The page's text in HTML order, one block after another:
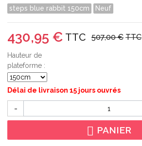
steps blue rabbit 150cm Neuf
430,95 € TTC 507,00 € TTC
Hauteur de
plateforme :
Délai de livraison 15 jours ouvrés
-
PANIER